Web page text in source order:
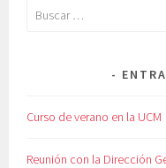
Buscar:
Curso de verano en la UCM
Reunión con la Dirección